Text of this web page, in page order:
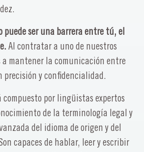
puede ser una barrera entre tú, el
Al contratar a uno de nuestros
mantener la comunicación entre
precisión y confidencialidad.
compuesto por lingüistas expertos
de la terminología legal y
del idioma de origen y del
capaces de hablar, leer y escribir